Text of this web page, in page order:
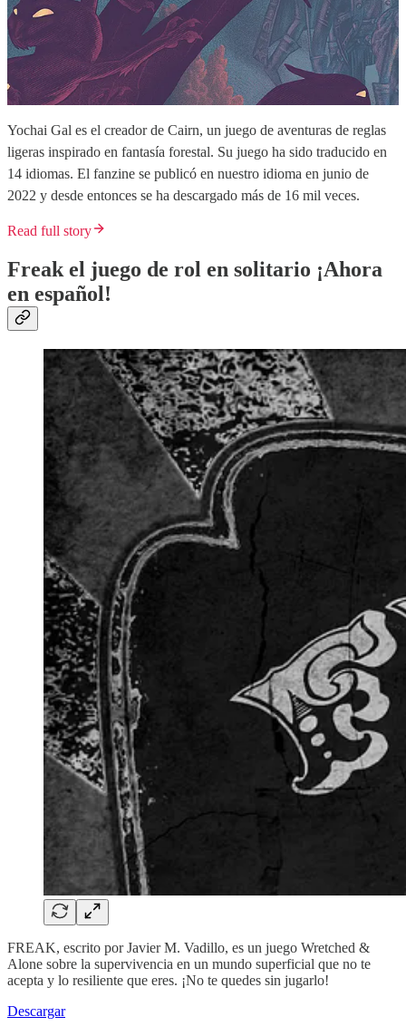
Yochai Gal es el creador de Cairn, un juego de aventuras de reglas
ligeras inspirado en fantasía forestal. Su juego ha sido traducido en
14 idiomas. El fanzine se publicó en nuestro idioma en junio de
2022 y desde entonces se ha descargado más de 16 mil veces.
Read full story
Freak el juego de rol en solitario ¡Ahora
en español!
FREAK, escrito por Javier M. Vadillo, es un juego Wretched &
Alone sobre la supervivencia en un mundo superficial que no te
acepta y lo resiliente que eres. ¡No te quedes sin jugarlo!
Descargar